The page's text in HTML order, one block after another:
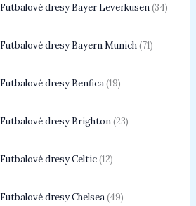
Futbalové dresy Bayer Leverkusen 34
Futbalové dresy Bayern Munich 71
Futbalové dresy Benfica 19
Futbalové dresy Brighton 23
Futbalové dresy Celtic 12
Futbalové dresy Chelsea 49